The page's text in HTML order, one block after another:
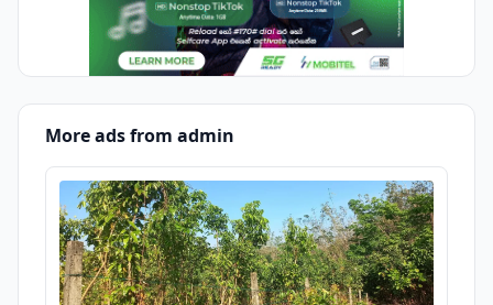
More ads from admin